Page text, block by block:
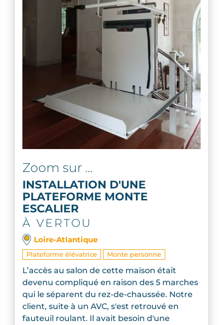
Zoom sur ...
INSTALLATION D'UNE
PLATEFORME MONTE
ESCALIER
À VERTOU
Loire-Atlantique
Plateforme élévatrice Monte personne
L’accès au salon de cette maison était
devenu compliqué en raison des 5 marches
qui le séparent du rez-de-chaussée. Notre
client, suite à un AVC, s'est retrouvé en
fauteuil roulant. Il avait besoin d'une